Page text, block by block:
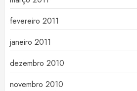
fevereiro 2011
janeiro 2011
dezembro 2010
novembro 2010